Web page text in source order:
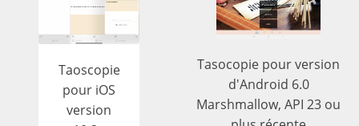
Taoscopie
pour iOS
version
Tasocopie pour version
d'Android 6.0
Marshmallow, API 23 ou